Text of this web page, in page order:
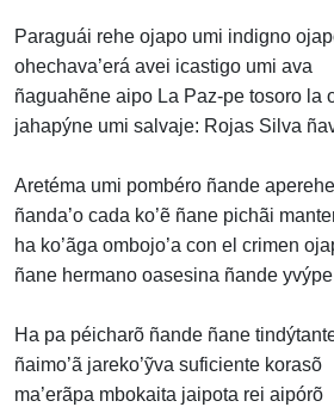
Paraguái rehe ojapo umi indigno
ohechava’erá avei icastigo umi ava
ñaguahẽne aipo La Paz-pe tosoro la
jahapýne umi salvaje: Rojas Silva
Aretéma umi pombéro ñande
ñanda’o cada ko’ẽ ñane pichãi
ha ko’ãga ombojo’a con el crimen
ñane hermano oasesina ñande
Ha pa péicharõ ñande ñane
ñaimo’ã jareko’ỹva suficiente korasõ
ma’erãpa mbokaita jaipota rei aipórõ